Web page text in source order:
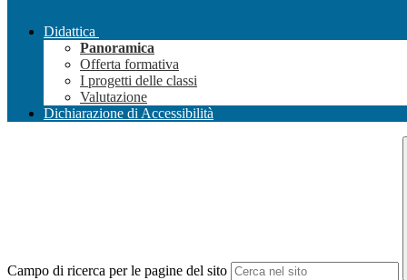
Didattica
Panoramica
Offerta formativa
I progetti delle classi
Valutazione
Dichiarazione di Accessibilità
Campo di ricerca per le pagine del sito